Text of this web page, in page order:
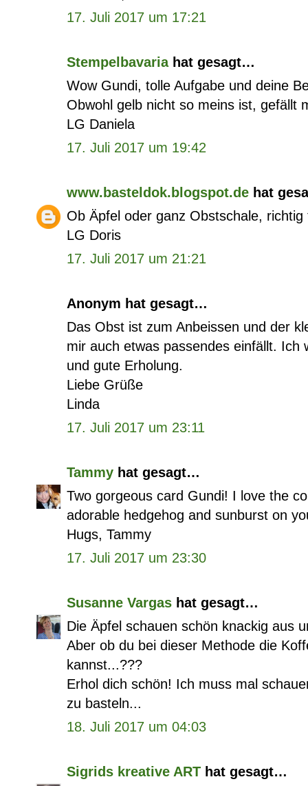
17. Juli 2017 um 17:21
Stempelbavariahat gesagt…
Wow Gundi, tolle Aufgabe und deine
Obwohl gelb nicht so meins ist, gefällt
LG Daniela
17. Juli 2017 um 19:42
www.basteldok.blogspot.de hat
Ob Äpfel oder ganz Obstschale,
LG Doris
17. Juli 2017 um 21:21
Anonym hat gesagt…
Das Obst ist zum Anbeissen und der
mir auch etwas passendes einfällt. Ich
und gute Erholung.
Liebe Grüße
Linda
17. Juli 2017 um 23:11
Tammy hat gesagt…
Two gorgeous card Gundi! I love the
adorable hedgehog and sunburst on
Hugs, Tammy
17. Juli 2017 um 23:30
Susanne Vargas hat gesagt…
Die Äpfel schauen schön knackig aus
Aber ob du bei dieser Methode die
kannst...???
Erhol dich schön! Ich muss mal
zu basteln...
18. Juli 2017 um 04:03
Sigrids kreative ART hat gesagt…